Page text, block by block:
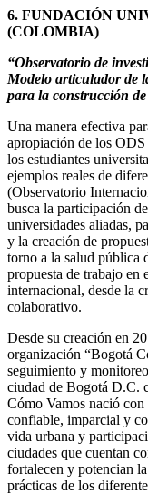
6. FUNDACIÓN
(COLOMBIA)
“Observatorio de
Modelo articulador de
para la construcción
Una manera efectiva
apropiación de los
los estudiantes
ejemplos reales de
(Observatorio
busca la participación
universidades aliadas,
y la creación de
torno a la salud pública
propuesta de trabajo en
internacional, desde la
colaborativo.
Desde su creación en
organización “Bogotá
seguimiento y
ciudad de Bogotá D.C.
Cómo Vamos nació
confiable, imparcial y
vida urbana y
ciudades que cuentan
fortalecen y potencian
prácticas de los